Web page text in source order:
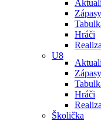
Zápasy
Hráči
U8
Zápasy
Hráči
Školička